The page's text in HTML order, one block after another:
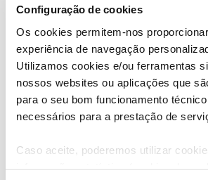
Configuração de cookies
Os cookies permitem-nos
experiência de navegação
Utilizamos cookies e/ou ferramentas
nossos websites ou aplicações que
para o seu bom funcionamento
necessários para a prestação de
Caso aceite, poderemos utilizar
Descubra as novidades de